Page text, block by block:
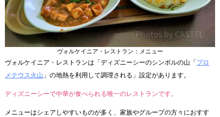
ヴォルケイニア・レストラン：メニュー
ヴォルケイニア・レストランは「ディズニーシーのシンボルの山「 プロ
メテウス火山 」の地熱を利用して調理される」設定があります。
ディズニーシーで中華が食べられる唯一のレストランです。
メニューはシェアしやすいものが多く、家族やグループの方々におすす